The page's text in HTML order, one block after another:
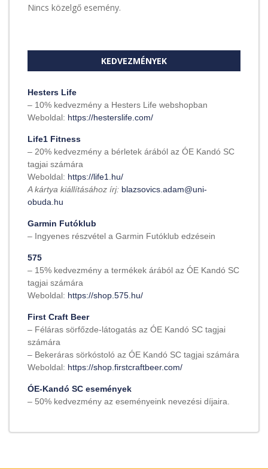
Nincs közelgő esemény.
KEDVEZMÉNYEK
Hesters Life
– 10% kedvezmény a Hesters Life webshopban
Weboldal: https://hesterslife.com/
Life1 Fitness
– 20% kedvezmény a bérletek árából az ÓE Kandó SC
tagjai számára
Weboldal: https://life1.hu/
A kártya kiállításához írj: blazsovics.adam@uni-
obuda.hu
Garmin Futóklub
– Ingyenes részvétel a Garmin Futóklub edzésein
575
– 15% kedvezmény a termékek árából az ÓE Kandó SC
tagjai számára
Weboldal: https://shop.575.hu/
First Craft Beer
– Féláras sörfőzde-látogatás az ÓE Kandó SC tagjai
számára
– Bekeráras sörkóstoló az ÓE Kandó SC tagjai számára
Weboldal: https://shop.firstcraftbeer.com/
ÓE-Kandó SC események
– 50% kedvezmény az eseményeink nevezési díjaira.